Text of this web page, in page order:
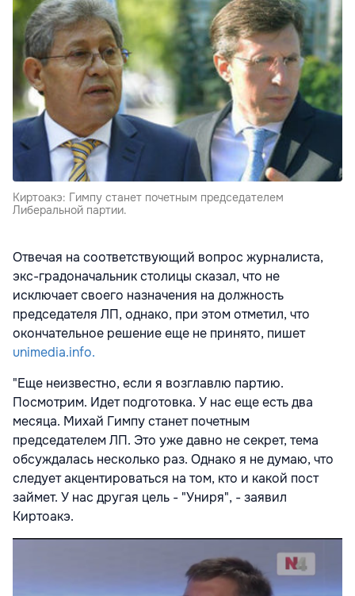
Киртоакэ: Гимпу станет почетным председателем
Либеральной партии.
Отвечая на соответствующий вопрос журналиста,
экс-градоначальник столицы сказал, что не
исключает своего назначения на должность
председателя ЛП, однако, при этом отметил, что
окончательное решение еще не принято, пишет
unimedia.info.
"Еще неизвестно, если я возглавлю партию.
Посмотрим. Идет подготовка. У нас еще есть два
месяца. Михай Гимпу станет почетным
председателем ЛП. Это уже давно не секрет, тема
обсуждалась несколько раз. Однако я не думаю, что
следует акцентироваться на том, кто и какой пост
займет. У нас другая цель - "Униря", - заявил
Киртоакэ.